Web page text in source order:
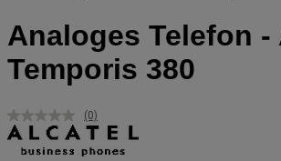
Analoges Telefon -
Temporis 380
Kein
Beurteilungswert.
Link
(0)